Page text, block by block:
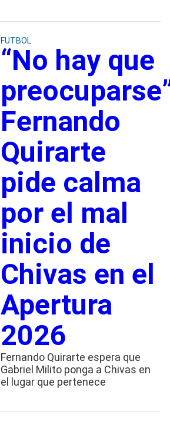
FUTBOL
“No hay que
Fernando
Quirarte
pide calma
por el mal
inicio de
Chivas en el
Apertura
2026
Fernando Quirarte espera que
Gabriel Milito ponga a Chivas en
el lugar que pertenece